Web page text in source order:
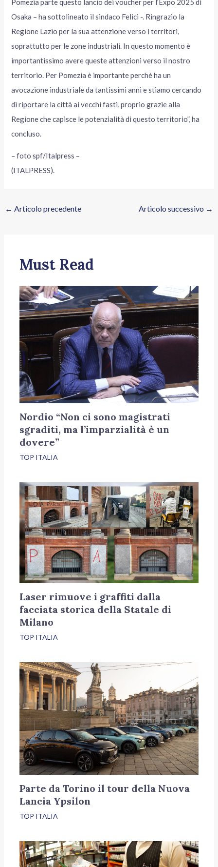
Pomezia parte questo lancio dei voucher per l’Expo 2025 di
Osaka – ha sottolineato il sindaco Felici -. Ringrazio la
Regione Lazio per la sua attenzione verso i territori,
soprattutto per le zone industriali. In questo momento è
importantissimo avere queste attenzioni verso il nostro
territorio. Per Pomezia è importante perchè ha un
avocazione industriale da tantissimi anni e stiamo cercando
di riportare la città ai vecchi fasti, proprio grazie alla
Regione che capisce le potenzialità di questo territorio”, ha
concluso.
– foto spf/Italpress –
(ITALPRESS).
← Articolo precedente Articolo successivo →
Must Read
Nordio “Non ci sono magistrati
sgraditi, ma l’imparzialità è un
dovere”
TOP ITALIA
Laser rimuove i graffiti dalla
facciata storica della Statale di
Milano
TOP ITALIA
Parte da Torino il tour della Nuova
Lancia Ypsilon
TOP ITALIA